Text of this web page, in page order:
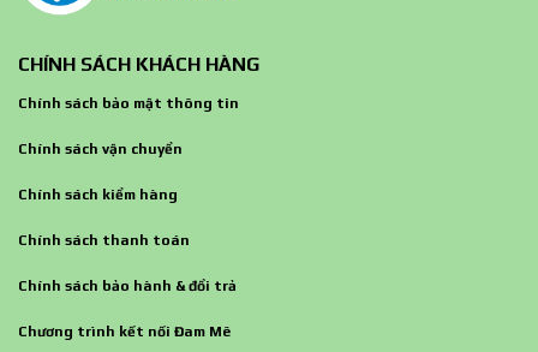
CHÍNH SÁCH KHÁCH HÀNG
Chính sách bảo mật thông tin
Chính sách vận chuyển
Chính sách kiểm hàng
Chính sách thanh toán
Chính sách bảo hành & đổi trả
Chương trình kết nối Đam Mê